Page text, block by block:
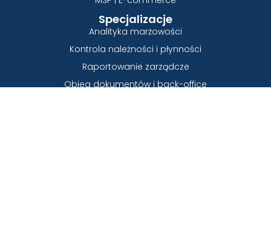
Specjalizacje
Analityka marżowości
Kontrola należności i płynności
Raportowanie zarządcze
Obieg dokumentów i back-office